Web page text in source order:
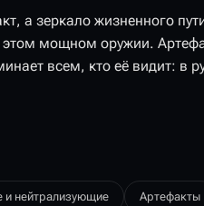
а зеркало жизненного
мощном оружии.
всем, кто её видит: в
и нейтрализующие Артефакты